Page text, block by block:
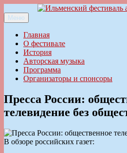
к
содержимому
Ильменский фестиваль авторской
Меню
Главная
О фестивале
История
Авторская музыка
Программа
Организаторы и спонсоры
Пресса России:
телевидение без
В обзоре российских газет: